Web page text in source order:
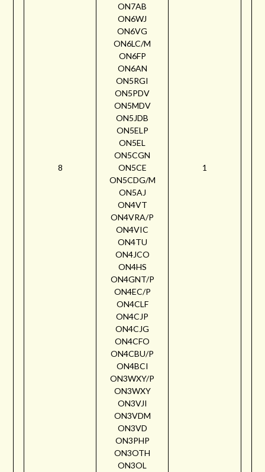
8
ON7AB
ON6WJ
ON6VG
ON6LC/M
ON6FP
ON6AN
ON5RGI
ON5PDV
ON5MDV
ON5JDB
ON5ELP
ON5EL
ON5CGN
ON5CE
ON5CDG/M
ON5AJ
ON4VT
ON4VRA/P
ON4VIC
ON4TU
ON4JCO
ON4HS
ON4GNT/P
ON4EC/P
ON4CLF
ON4CJP
ON4CJG
ON4CFO
ON4CBU/P
ON4BCI
ON3WXY/P
ON3WXY
ON3VJI
ON3VDM
ON3VD
ON3PHP
ON3OTH
ON3OL
1